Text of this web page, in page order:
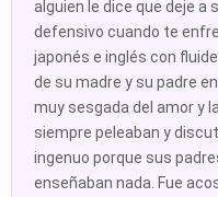
alguien le dice que deje a
defensivo cuando te
japonés e inglés con
de su madre y su padre
muy sesgada del amor y
siempre peleaban y
ingenuo porque sus
enseñaban nada. Fue